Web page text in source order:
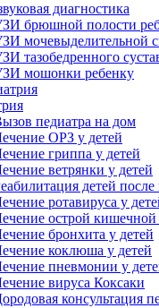
диагностика
брюшной полости
мочевыделительной
тазобедренного
мошонки ребенку
педиатра на дом
ОРЗ у детей
гриппа у детей
ветрянки у детей
детей после
ротавируса у
острой
бронхита у детей
коклюша у детей
пневмонии у
вируса Коксаки
консультация